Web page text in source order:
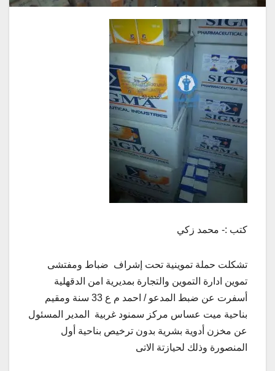
كتب :- محمد زكي
تشكلت حملة تموينية تحت إشراف ضباط ومفتشى
تموين ادارة التموين والتجارة بمديرية امن الدقهلية
أسفرت عن ضبط المدعو / احمد م ع 33 سنة ومقيم
بناحية ميت عساس مركز سمنود غربية المدير المسئول
عن مخزن أدوية بشرية بدون ترخيص بناحية أول
المنصورة وذلك لحيازتة الاتى